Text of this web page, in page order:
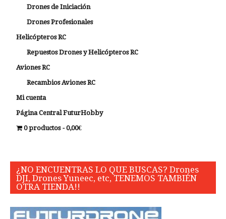
Drones de Iniciación
Drones Profesionales
Helicópteros RC
Repuestos Drones y Helicópteros RC
Aviones RC
Recambios Aviones RC
Mi cuenta
Página Central FuturHobby
0 productos
0,00€
¿NO ENCUENTRAS LO QUE BUSCAS? Drones
DJI, Drones Yuneec, etc, TENEMOS TAMBIÉN
OTRA TIENDA!!